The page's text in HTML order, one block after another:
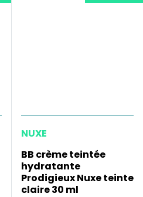
NUXE
BB crème teintée
hydratante
Prodigieux Nuxe teinte
claire 30 ml